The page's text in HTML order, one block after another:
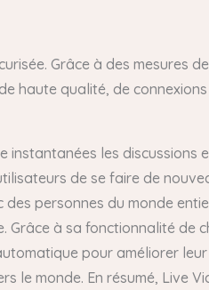
Grâce à des mesures
haute qualité, de
instantanées les discussions
de se faire de
personnes du monde
à sa fonctionnalité de
pour améliorer
le monde. En résumé, Live